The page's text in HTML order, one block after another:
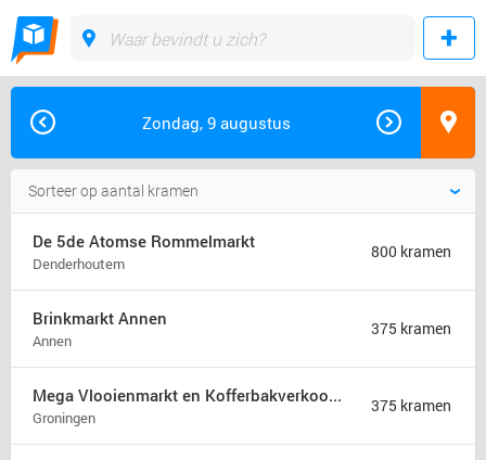
Zondag, 9 augustus
De 5de Atomse Rommelmarkt
Denderhoutem
800 kramen
Brinkmarkt Annen
Annen
375 kramen
Mega Vlooienmarkt en Kofferbakverkoop Groningen (mega markt)
Groningen
375 kramen